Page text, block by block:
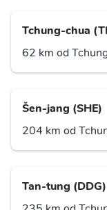
Tchung-chua
62 km od
Šen-jang (SHE)
204 km od
Tan-tung (DDG)